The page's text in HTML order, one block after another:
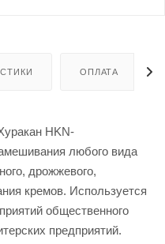
ОПЛАТА
HKN-
любого вида
дрожжевого,
кремов. Используется
общественного
предприятий.